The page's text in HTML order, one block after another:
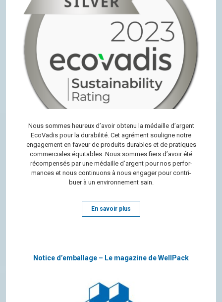
Nous sommes heu­reux d’avoir obtenu la médaille d’ar­gent
Eco­Va­dis pour la dura­bi­lité. Cet agré­ment sou­ligne notre
enga­ge­ment en faveur de pro­duits durables et de pra­tiques
com­mer­ciales équi­tables. Nous sommes fiers d’avoir été
récom­pen­sés par une médaille d’ar­gent pour nos per­for­
mances et nous conti­nuons à nous enga­ger pour contri­
buer à un envi­ron­ne­ment sain.
En savoir plus
Notice d’emballage – Le magazine de WellPack